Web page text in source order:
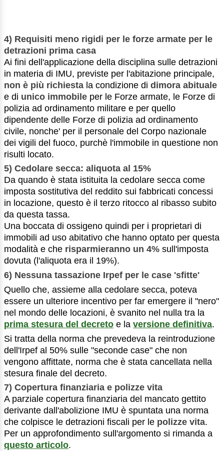
4) Requisiti meno rigidi per le forze armate per le
detrazioni prima casa
Ai fini dell'applicazione della disciplina sulle detrazioni
in materia di IMU, previste per l'abitazione principale,
non è più richiesta la condizione di dimora abituale
e di unico immobile per le Forze armate, le Forze di
polizia ad ordinamento militare e per quello
dipendente delle Forze di polizia ad ordinamento
civile, nonche' per il personale del Corpo nazionale
dei vigili del fuoco, purchè l'immobile in questione non
risulti locato.
5) Cedolare secca: aliquota al 15%
Da quando è stata istituita la cedolare secca come
imposta sostitutiva del reddito sui fabbricati concessi
in locazione, questo è il terzo ritocco al ribasso subito
da questa tassa.
Una boccata di ossigeno quindi per i proprietari di
immobili ad uso abitativo che hanno optato per questa
modalità e che risparmieranno un 4% sull'imposta
dovuta (l'aliquota era il 19%).
6) Nessuna tassazione Irpef per le case 'sfitte'
Quello che, assieme alla cedolare secca, poteva
essere un ulteriore incentivo per far emergere il "nero"
nel mondo delle locazioni, è svanito nel nulla tra la
prima stesura del decreto e la versione definitiva.
Si tratta della norma che prevedeva la reintroduzione
dell'Irpef al 50% sulle "seconde case" che non
vengono affittate, norma che è stata cancellata nella
stesura finale del decreto.
7) Copertura finanziaria e polizze vita
A parziale copertura finanziaria del mancato gettito
derivante dall'abolizione IMU è spuntata una norma
che colpisce le detrazioni fiscali per le polizze vita.
Per un approfondimento sull'argomento si rimanda a
questo articolo.